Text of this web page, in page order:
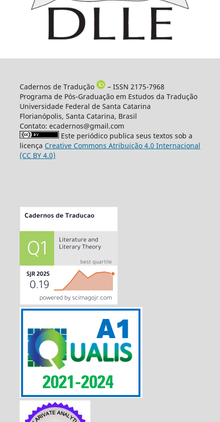
Cadernos de Tradução
– ISSN 2175-7968
Programa de Pós-Graduação em Estudos da Tradução
Universidade Federal de Santa Catarina
Florianópolis, Santa Catarina, Brasil
Contato: ecadernos@gmail.com
Este periódico publica seus textos sob a
licença Creative Commons Atribuição 4.0 Internacional
(CC BY 4.0)